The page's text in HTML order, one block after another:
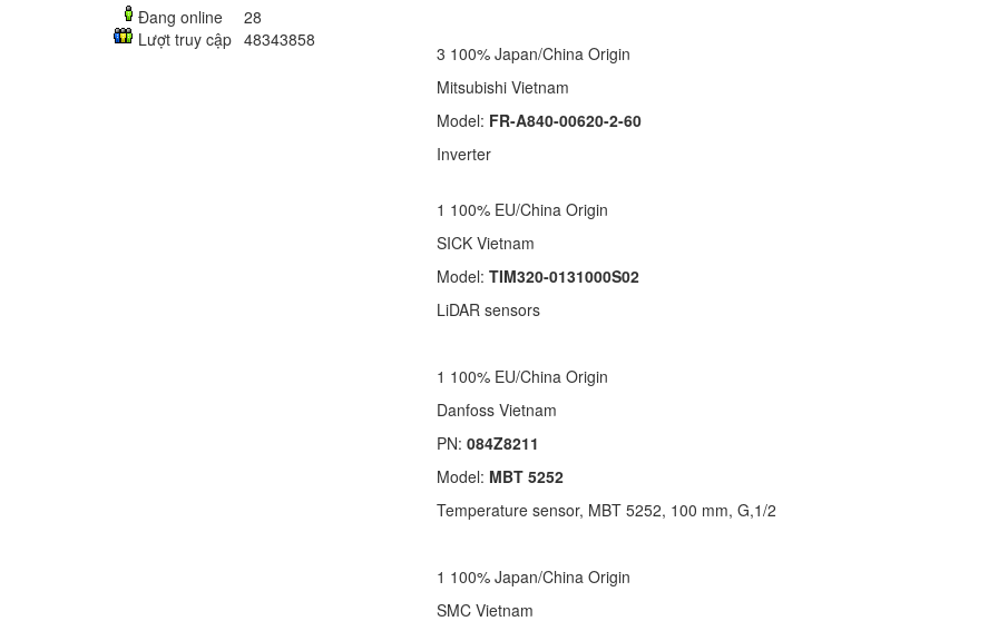
Đang online
28
Lượt truy cập 48343858
3 100% Japan/China Origin
Mitsubishi Vietnam
Model: FR-A840-00620-2-60
Inverter
1 100% EU/China Origin
SICK Vietnam
Model: TIM320-0131000S02
LiDAR sensors
1 100% EU/China Origin
Danfoss Vietnam
PN: 084Z8211
Model: MBT 5252
Temperature sensor, MBT 5252, 100 mm, G,1/2
1 100% Japan/China Origin
SMC Vietnam